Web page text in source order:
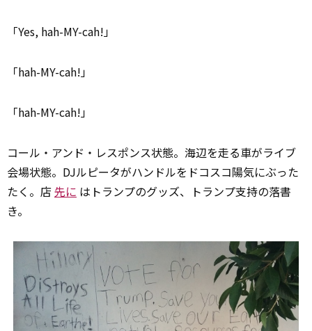
「Yes, hah-MY-cah!」
「hah-MY-cah!」
「hah-MY-cah!」
コール・アンド・レスポンス状態。海辺を走る車がライブ
会場状態。DJルピータがハンドルをドコスコ陽気にぶった
たく。店先に はトランプのグッズ、トランプ支持の落書
き。